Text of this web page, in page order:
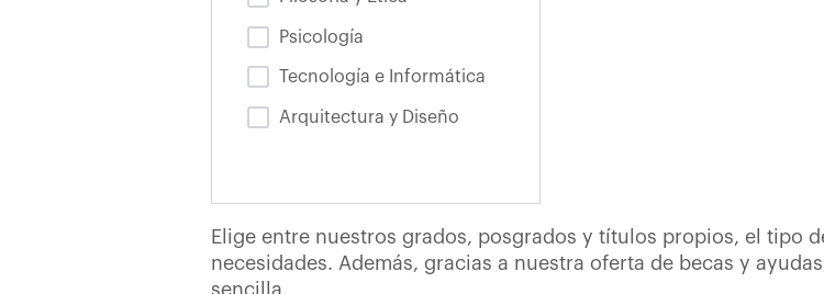
Psicología
Tecnología e Informática
Arquitectura y Diseño
Elige entre nuestros grados, posgrados y títulos propios, el tipo
necesidades. Además, gracias a nuestra oferta de becas y
sencilla.